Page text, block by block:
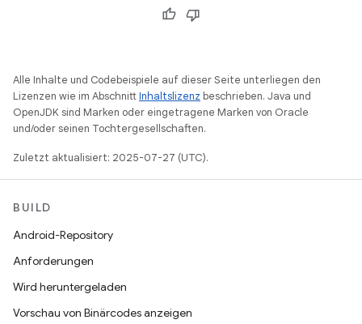
Alle Inhalte und Codebeispiele auf dieser Seite unterliegen den
Lizenzen wie im AbschnittInhaltslizenz beschrieben. Java und
OpenJDK sind Marken oder eingetragene Marken von Oracle
und/oder seinen Tochtergesellschaften.
Zuletzt aktualisiert: 2025-07-27 (UTC).
BUILD
Android-Repository
Anforderungen
Wird heruntergeladen
Vorschau von Binärcodes anzeigen